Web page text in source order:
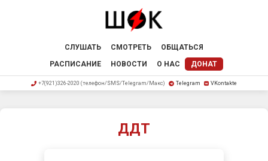
СЛУШАТЬ СМОТРЕТЬ
ОБЩАТЬСЯ
РАСПИСАНИЕ
НОВОСТИ О НАС ДОНАТ
+7(921)326-2020 (телефон/SMS/Telegram/Макс) Telegram VKontakte
ДДТ